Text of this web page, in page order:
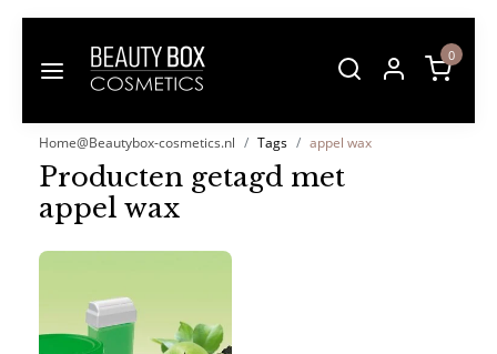
0
Home@Beautybox-cosmetics.nl Tags appel wax
Producten getagd met
appel wax